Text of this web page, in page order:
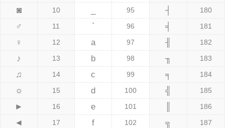
◙ 10 95 ┤ 180
♂ 11 ` 96 ╡ 181
♀ 12 a 97 ╢ 182
♪ 13 b 98 ╖ 183
♫ 14 c 99 ╕ 184
☼ 15 d 100 ╣ 185
► 16 e 101 186
◄ 17 f 102 ╗ 187